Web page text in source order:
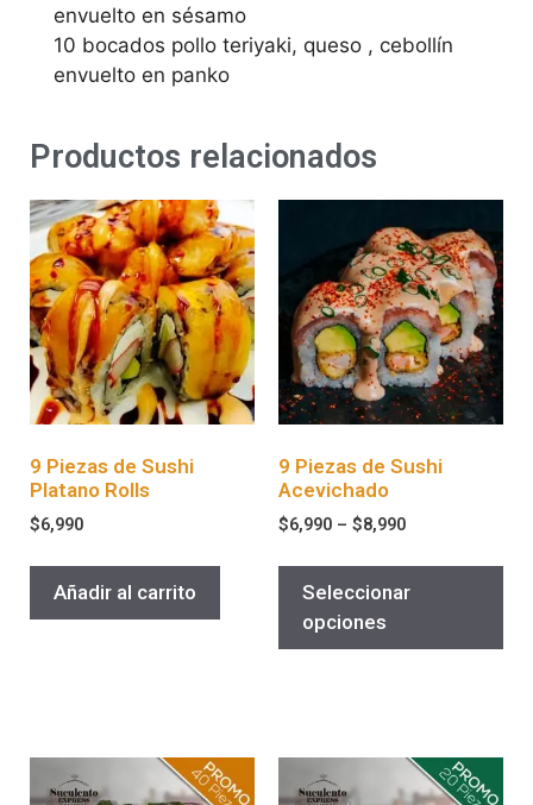
envuelto en sésamo
10 bocados pollo teriyaki, queso , cebollín
envuelto en panko
Productos relacionados
9 Piezas de Sushi
Platano Rolls
$6,990
Añadir al carrito
9 Piezas de Sushi
Acevichado
$6,990 – $8,990
Seleccionar
opciones